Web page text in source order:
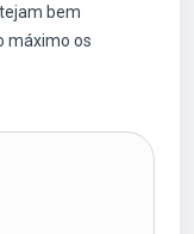
bem
máximo os